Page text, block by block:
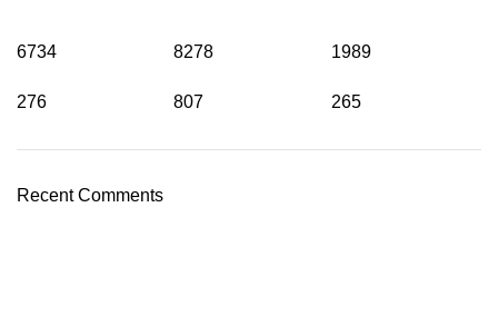
6734
276
8278
807
1989
265
Recent Comments